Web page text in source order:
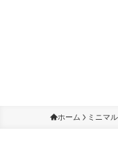
ホーム ミニマ